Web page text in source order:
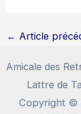
← Article
Amicale des
Lattre de
Copyright ©